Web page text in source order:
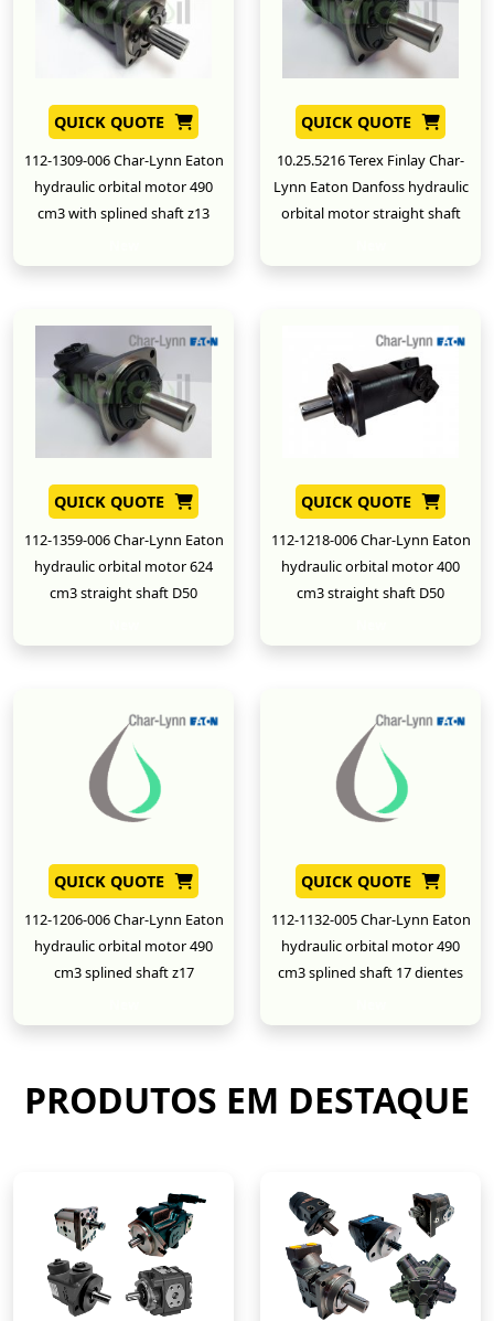
QUICK QUOTE
112-1309-006 Char-Lynn Eaton
hydraulic orbital motor 490
cm3 with splined shaft z13
QUICK QUOTE
10.25.5216 Terex Finlay Char-
Lynn Eaton Danfoss hydraulic
orbital motor straight shaft
QUICK QUOTE
112-1359-006 Char-Lynn Eaton
hydraulic orbital motor 624
cm3 straight shaft D50
QUICK QUOTE
112-1218-006 Char-Lynn Eaton
hydraulic orbital motor 400
cm3 straight shaft D50
QUICK QUOTE
112-1206-006 Char-Lynn Eaton
hydraulic orbital motor 490
cm3 splined shaft z17
QUICK QUOTE
112-1132-005 Char-Lynn Eaton
hydraulic orbital motor 490
cm3 splined shaft 17 dientes
PRODUTOS EM DESTAQUE